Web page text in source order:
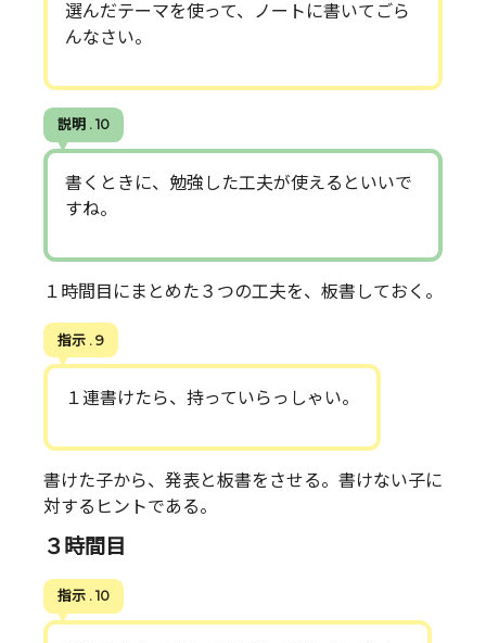
選んだテーマを使って、ノートに書いてごら
んなさい。
説明 . 10
書くときに、勉強した工夫が使えるといいで
すね。
１時間目にまとめた３つの工夫を、板書しておく。
指示 . 9
１連書けたら、持っていらっしゃい。
書けた子から、発表と板書をさせる。書けない子に
対するヒントである。
３時間目
指示 . 10